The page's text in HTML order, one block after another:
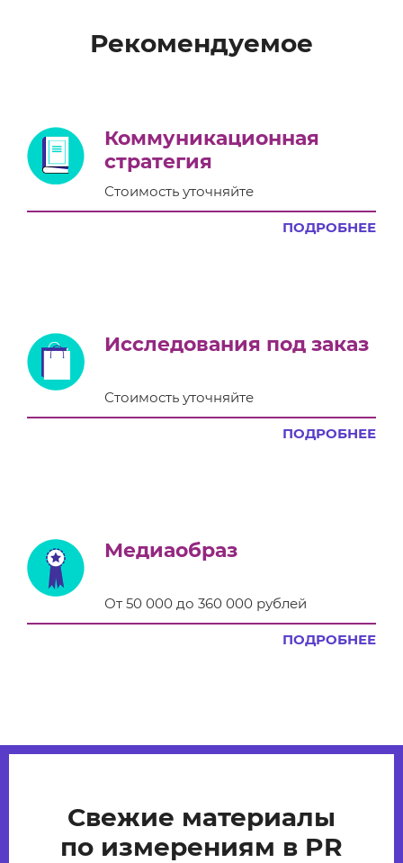
Рекомендуемое
Коммуникационная
стратегия
Стоимость уточняйте
ПОДРОБНЕЕ
Исследования под заказ
Стоимость уточняйте
ПОДРОБНЕЕ
Медиаобраз
От 50 000 до 360 000 рублей
ПОДРОБНЕЕ
Свежие материалы
по измерениям в PR